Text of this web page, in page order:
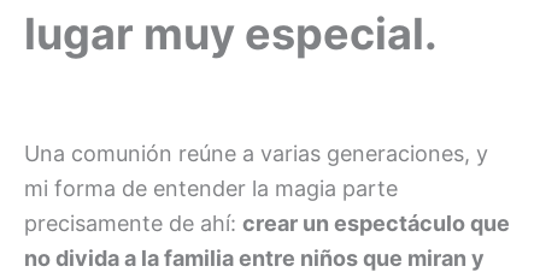
lugar muy especial.
Una comunión reúne a varias generaciones, y
mi forma de entender la magia parte
precisamente de ahí: crear un espectáculo que
no divida a la familia entre niños que miran y